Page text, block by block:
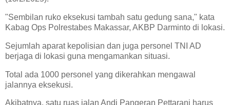
"Sembilan ruko eksekusi tambah satu gedung sana," kata
Kabag Ops Polrestabes Makassar, AKBP Darminto di lokasi.
Sejumlah aparat kepolisian dan juga personel TNI AD
berjaga di lokasi guna mengamankan situasi.
Total ada 1000 personel yang dikerahkan mengawal
jalannya eksekusi.
Akibatnya, satu ruas jalan Andi Pangeran Pettarani harus